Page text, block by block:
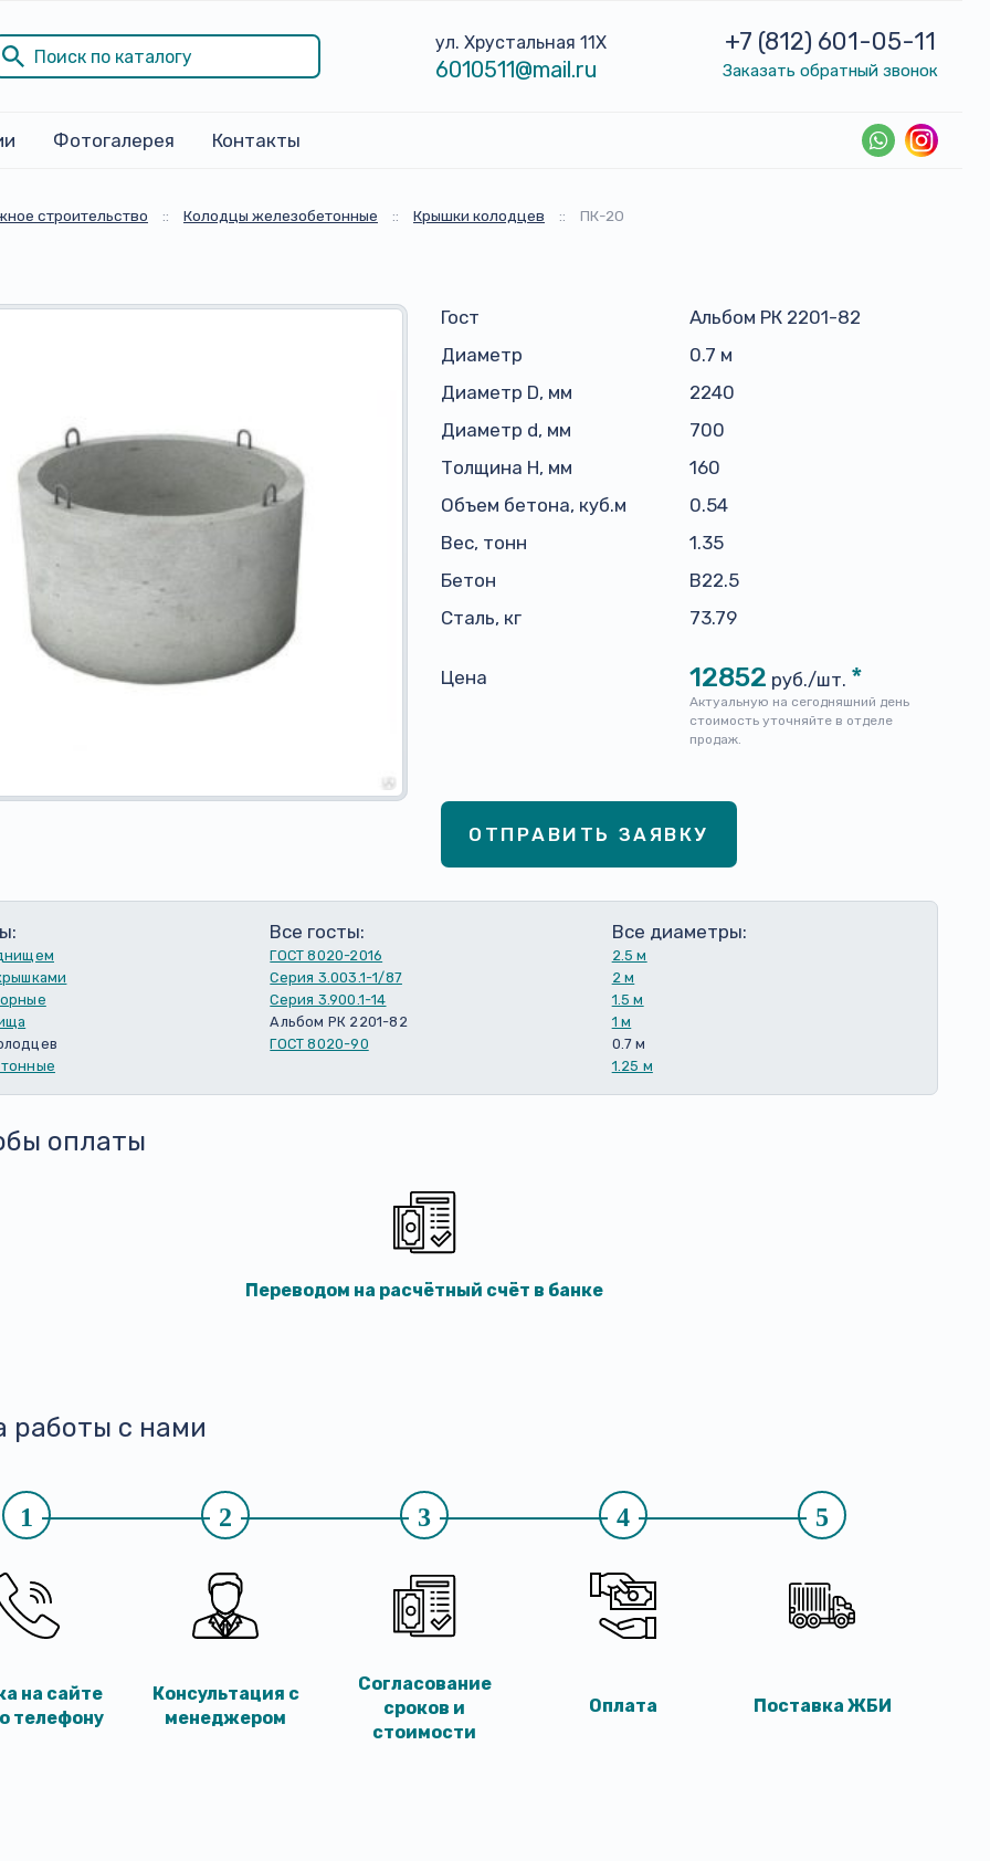
ул. Хрустальная 11Х
6010511@mail.ru
+7 (812) 601-05-11
Заказать обратный звонок
Фотогалерея Контакты
строительство :: Колодцы железобетонные :: Крышки колодцев :: ПК-20
Гост
Альбом РК 2201-82
Диаметр
0.7 м
Диаметр D, мм
2240
Диаметр d, мм
700
Толщина H, мм
160
Объем бетона, куб.м
0.54
Вес, тонн
1.35
Бетон
B22.5
Сталь, кг
73.79
Цена 12852 руб./шт. *
Актуальную на сегодняшний день
стоимость уточняйте в отделе
продаж.
ОТПРАВИТЬ ЗАЯВКУ
Все госты:
ГОСТ 8020-2016
Серия 3.003.1-1/87
Серия 3.900.1-14
Альбом РК 2201-82
ГОСТ 8020-90
Все диаметры:
2.5 м
2 м
1.5 м
1 м
0.7 м
1.25 м
оплаты
Переводом на расчётный счёт в банке
работы с нами
1
на сайте
телефону
2
Консультация с
менеджером
3
Согласование
сроков и
стоимости
4
Оплата
5
Поставка ЖБИ